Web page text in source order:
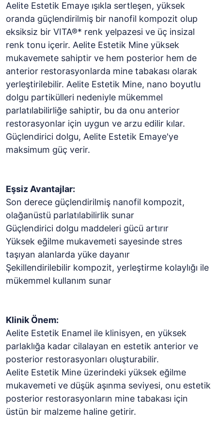
Aelite Estetik Emaye ışıkla sertleşen, yüksek
oranda güçlendirilmiş bir nanofil kompozit olup
eksiksiz bir VITA®* renk yelpazesi ve üç insizal
renk tonu içerir. Aelite Estetik Mine yüksek
mukavemete sahiptir ve hem posterior hem de
anterior restorasyonlarda mine tabakası olarak
yerleştirilebilir. Aelite Estetik Mine, nano boyutlu
dolgu partikülleri nedeniyle mükemmel
parlatılabilirliğe sahiptir, bu da onu anterior
restorasyonlar için uygun ve arzu edilir kılar.
Güçlendirici dolgu, Aelite Estetik Emaye'ye
maksimum güç verir.
Eşsiz Avantajlar:
Son derece güçlendirilmiş nanofil kompozit,
olağanüstü parlatılabilirlik sunar
Güçlendirici dolgu maddeleri gücü artırır
Yüksek eğilme mukavemeti sayesinde stres
taşıyan alanlarda yüke dayanır
Şekillendirilebilir kompozit, yerleştirme kolaylığı ile
mükemmel kullanım sunar
Klinik Önem:
Aelite Estetik Enamel ile klinisyen, en yüksek
parlaklığa kadar cilalayan en estetik anterior ve
posterior restorasyonları oluşturabilir.
Aelite Estetik Mine üzerindeki yüksek eğilme
mukavemeti ve düşük aşınma seviyesi, onu estetik
posterior restorasyonların mine tabakası için
üstün bir malzeme haline getirir.